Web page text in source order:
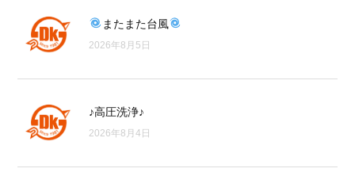
またまた台風
2026年8月5日
♪高圧洗浄♪
2026年8月4日